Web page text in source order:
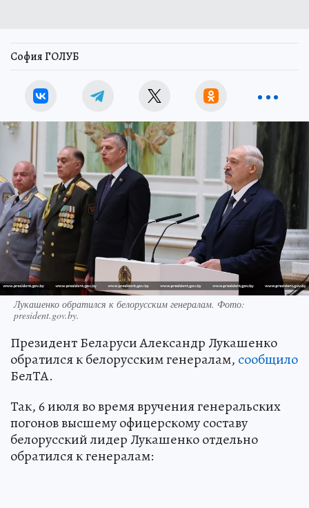
София ГОЛУБ
Лукашенко обратился к белорусским генералам. Фото:
president.gov.by.
Президент Беларуси Александр Лукашенко
обратился к белорусским генералам, сообщило
БелТА.
Так, 6 июля во время вручения генеральских
погонов высшему офицерскому составу
белорусский лидер Лукашенко отдельно
обратился к генералам: